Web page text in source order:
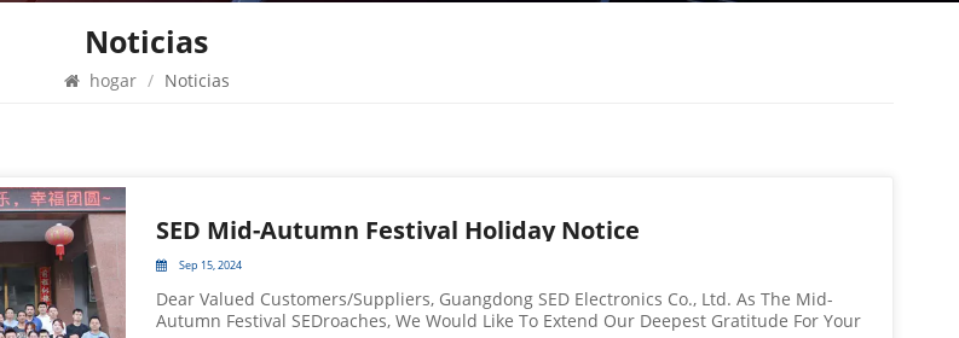
Noticias
hogar / Noticias
SED Mid-Autumn Festival Holiday Notice
Sep 15, 2024
Dear Valued Customers/Suppliers, Guangdong SED Electronics Co., Ltd. As The Mid-
Autumn Festival SEDroaches, We Would Like To Extend Our Deepest Gratitude For Your